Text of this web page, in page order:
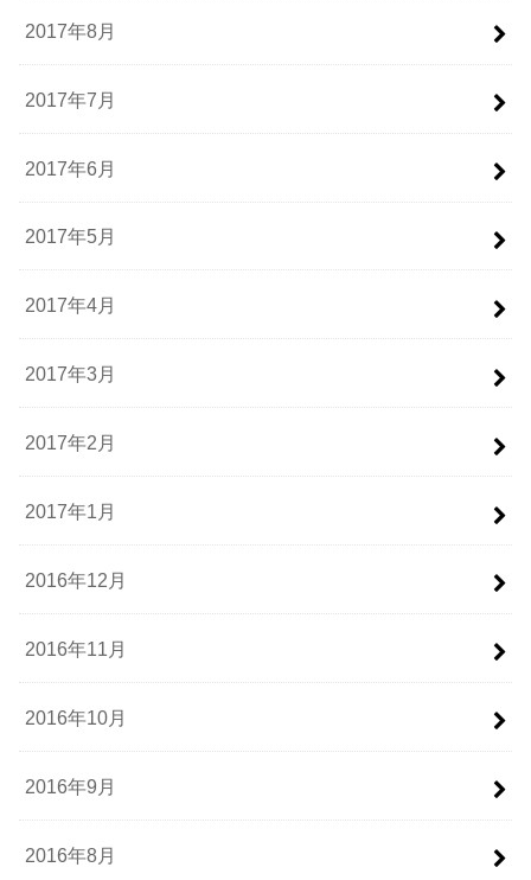
2017年8月
2017年7月
2017年6月
2017年5月
2017年4月
2017年3月
2017年2月
2017年1月
2016年12月
2016年11月
2016年10月
2016年9月
2016年8月